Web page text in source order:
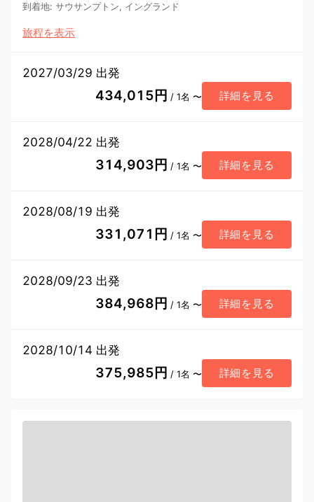
到着地: サウサンプトン, イングランド
旅程を表示
2027/03/29 出発
434,015円 / 1名 〜 詳細を見る
2028/04/22 出発
314,903円 / 1名 〜 詳細を見る
2028/08/19 出発
331,071円 / 1名 〜 詳細を見る
2028/09/23 出発
384,968円 / 1名 〜 詳細を見る
2028/10/14 出発
375,985円 / 1名 〜 詳細を見る